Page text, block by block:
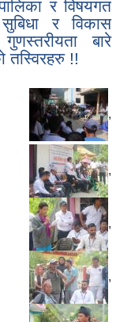
र विषयगत
र विकास
बारे
तस्विरहरु !!
,
,
,
,